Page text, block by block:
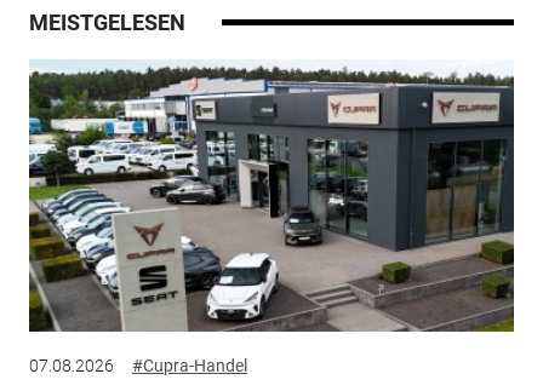
MEISTGELESEN
07.08.2026 #Cupra-Handel